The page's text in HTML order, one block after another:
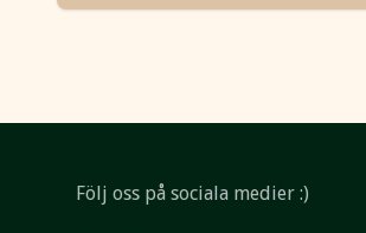
Följ oss på sociala medier :)